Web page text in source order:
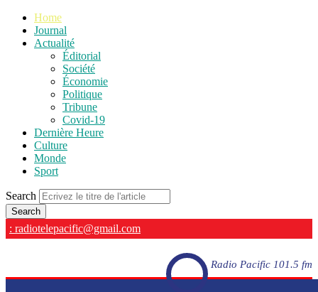
Home
Journal
Actualité
Éditorial
Société
Économie
Politique
Tribune
Covid-19
Dernière Heure
Culture
Monde
Sport
Search
: radiotelepacific@gmail.com
Radio Pacific 101.5 fm